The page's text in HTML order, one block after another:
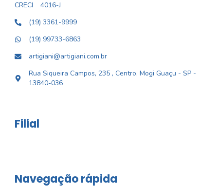
CRECI
4016-J
(19) 3361-9999
(19) 99733-6863
artigiani@artigiani.com.br
Rua Siqueira Campos, 235 , Centro, Mogi Guaçu - SP -
13840-036
Filial
Navegação rápida